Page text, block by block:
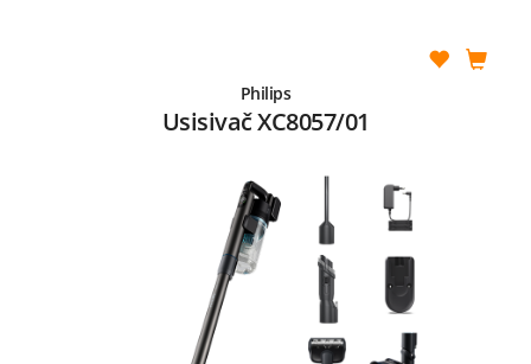
Philips
Usisivač XC8057/01